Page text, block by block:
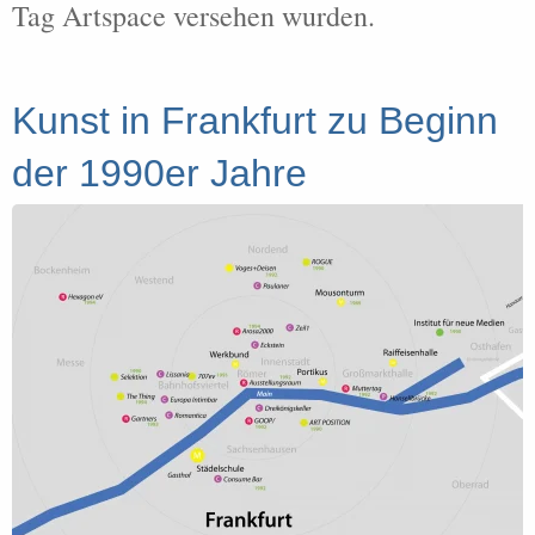
Tag Artspace versehen wurden.
Kunst in Frankfurt zu Beginn
der 1990er Jahre